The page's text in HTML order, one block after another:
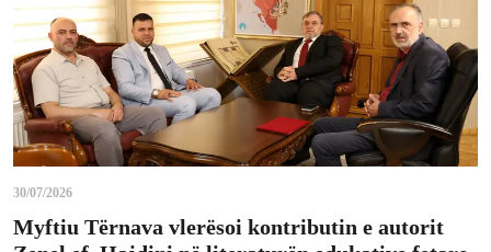
30/07/2026
Myftiu Tërnava vlerësoi kontributin e autorit